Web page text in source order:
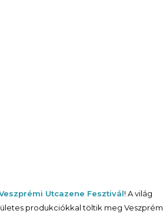
Utcazene Fesztivál! A világ
produkciókkal töltik meg Veszprém